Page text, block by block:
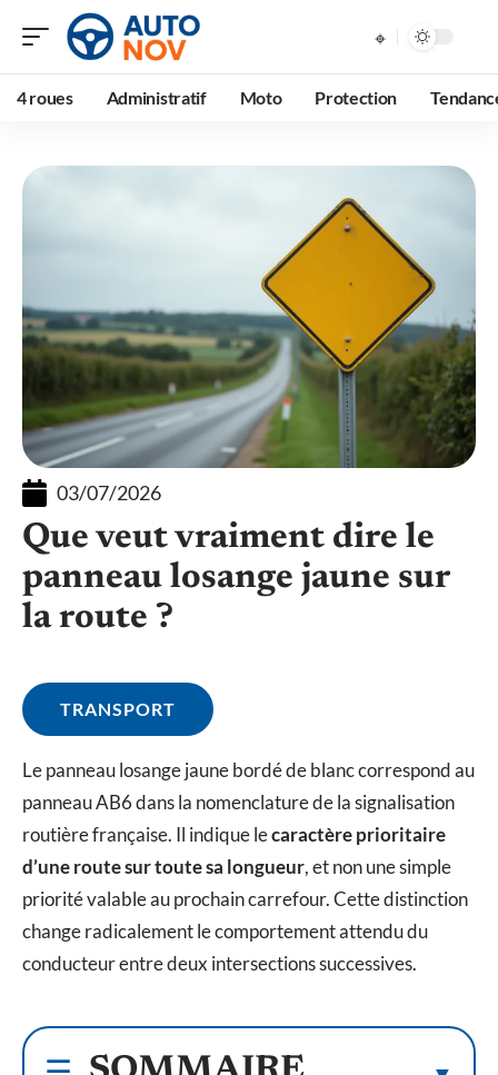
4 roues Administratif Moto Protection
03/07/2026
Que veut vraiment dire le
panneau losange jaune sur
la route ?
TRANSPORT
Le panneau losange jaune bordé de blanc correspond au
panneau AB6 dans la nomenclature de la signalisation
routière française. Il indique lecaractère prioritaire
d’une route sur toute sa longueur, et non une simple
priorité valable au prochain carrefour. Cette distinction
change radicalement le comportement attendu du
conducteur entre deux intersections successives.